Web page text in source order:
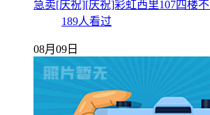
急卖[庆祝][庆祝]彩虹西里107四楼
189人看过
08月09日